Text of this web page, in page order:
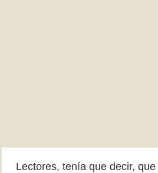
Lectores, tenía que decir,